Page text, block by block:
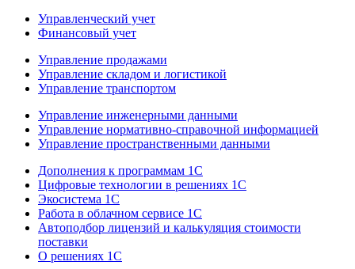
Управленческий учет
Финансовый учет
Управление продажами
Управление складом и логистикой
Управление транспортом
Управление инженерными данными
Управление нормативно-справочной информацией
Управление пространственными данными
Дополнения к программам 1С
Цифровые технологии в решениях 1С
Экосистема 1С
Работа в облачном сервисе 1С
Автоподбор лицензий и калькуляция стоимости
поставки
О решениях 1С